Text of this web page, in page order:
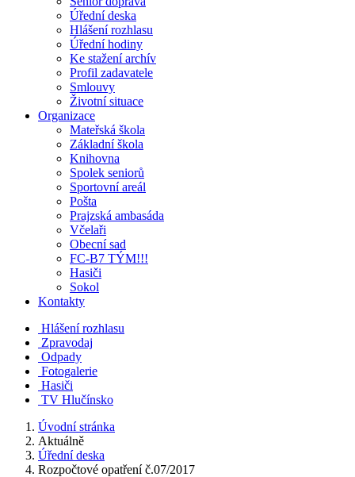
Úřední deska
Hlášení rozhlasu
Úřední hodiny
Ke stažení archív
Profil zadavatele
Smlouvy
Životní situace
Organizace
Mateřská škola
Základní škola
Knihovna
Spolek seniorů
Sportovní areál
Pošta
Prajzská ambasáda
Včelaři
Obecní sad
FC-B7 TÝM!!!
Hasiči
Sokol
Kontakty
Hlášení rozhlasu
Zpravodaj
Odpady
Fotogalerie
Hasiči
TV Hlučínsko
Úvodní stránka
Aktuálně
Úřední deska
Rozpočtové opatření č.07/2017